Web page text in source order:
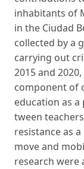
inhabitants of
in the Ciudad
collected by a
carrying out
2015 and
component of
education as
tween
resistance as
move and
research were